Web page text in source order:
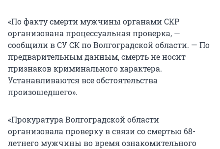
«По факту смерти мужчины органами СКР
организована процессуальная проверка, —
сообщили в СУ СК по Волгоградской области. — По
предварительным данным, смерть не носит
признаков криминального характера.
Устанавливаются все обстоятельства
произошедшего».
«Прокуратура Волгоградской области
организовала проверку в связи со смертью 68-
летнего мужчины во время ознакомительного